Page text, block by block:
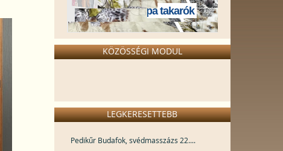
Sherpa takarók
KÖZÖSSÉGI MODUL
LEGKERESETTEBB
Pedikűr Budafok, svédmasszázs 22....